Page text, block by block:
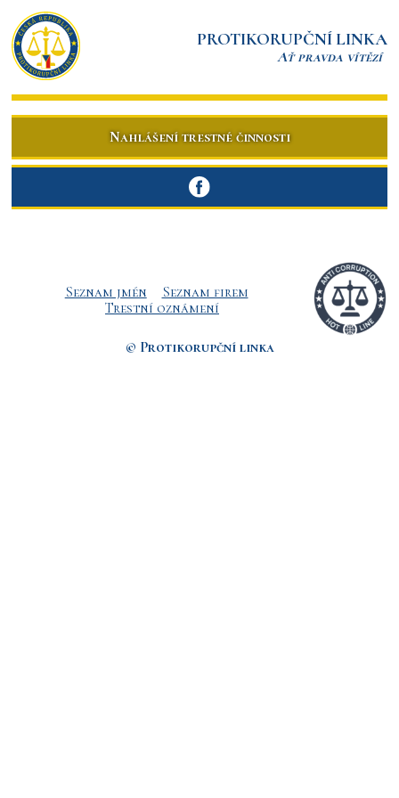
PROTIKORUPČNÍ LINKA
Ať pravda vítězí
Nahlášení trestné činnosti
Seznam jmén
Seznam firem
Trestní oznámení
© Protikorupční linka